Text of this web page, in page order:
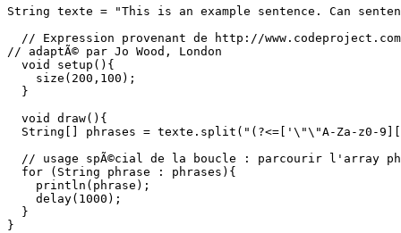
String texte = "This is an example sentence. Can
// Expression provenant de http://
// adaptÃ© par Jo Wood, London
  void setup(){
    size(200,100);
  }
  void draw(){
String[] phrases = texte.split("(?<=['\"\"A-Za-z0-
// usage spÃ©cial de la boucle : parcourir l'array
  for (String phrase : phrases){
    println(phrase);
    delay(1000);
  }
}